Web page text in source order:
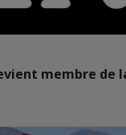
membre de